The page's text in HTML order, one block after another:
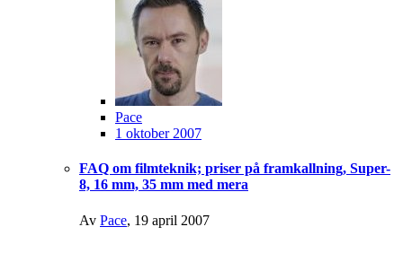
Pace
1 oktober 2007
FAQ om filmteknik; priser på framkallning, Super-
8, 16 mm, 35 mm med mera
Av Pace, 19 april 2007